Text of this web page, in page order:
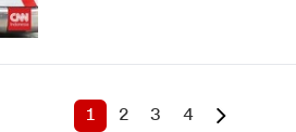
1 2 3 4